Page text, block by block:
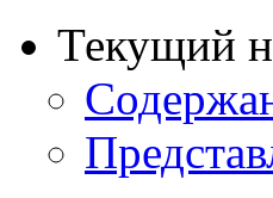
Текущий